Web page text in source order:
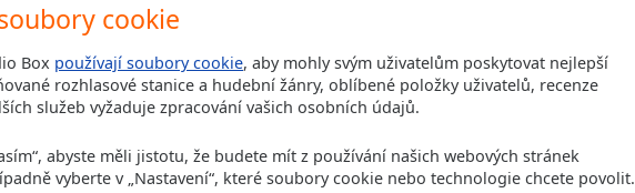
cookie
Box používají soubory cookie, aby mohly svým uživatelům poskytovat nejlepší
rozhlasové stanice a hudební žánry, oblíbené položky uživatelů, recenze
služeb vyžaduje zpracování vašich osobních údajů.
abyste měli jistotu, že budete mít z používání našich webových stránek
vyberte v „Nastavení“, které soubory cookie nebo technologie chcete povolit.
UB40)
Level 42
To Be With You Again
Bruce WillisUnder The Boardwalk